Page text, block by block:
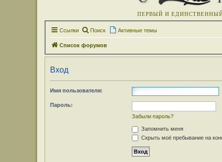
ПЕРВЫЙ И
Ссылки Поиск Активные темы
Список форумов
Вход
Имя пользователя:
Пароль:
Забыли пароль?
Запомнить меня
Скрыть моё пребывание на